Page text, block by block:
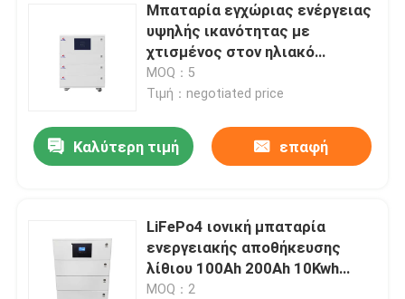
Μπαταρία εγχώριας ενέργειας
υψηλής ικανότητας με
χτισμένος στον ηλιακό
αναστροφέα
MOQ：5
Τιμή：negotiated price
Καλύτερη τιμή επαφή
LiFePo4 ιονική μπαταρία
ενεργειακής αποθήκευσης
λίθιου 100Ah 200Ah 10Kwh
20Kwh 30Kwh 50Kwh
MOQ：2